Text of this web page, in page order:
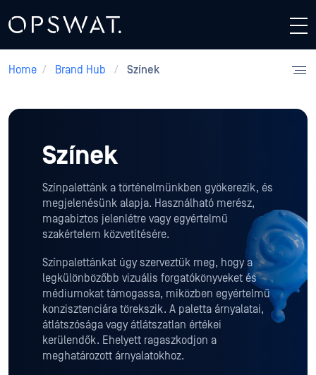
Home / Brand Hub / Színek
Színek
Színpalettánk a történelmünkben gyökerezik, és
megjelenésünk alapja. Használható merész,
magabiztos jelenlétre vagy egyértelmű
szakértelem közvetítésére.
Színpalettánkat úgy szerveztük meg, hogy a
legkülönbözőbb vizuális forgatókönyveket és
médiumokat támogassa, miközben egyértelmű
konzisztenciára törekszik. A paletta árnyalatai,
átlátszósága vagy átlátszatlan értékei
kerülendők. Ehelyett ragaszkodjon a
meghatározott árnyalatokhoz.